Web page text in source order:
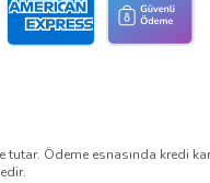
Ödeme esnasında kredi